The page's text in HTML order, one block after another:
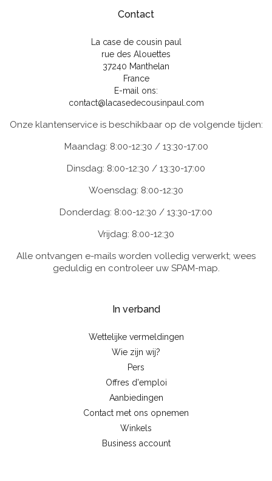
Contact
La case de cousin paul
rue des Alouettes
37240 Manthelan
France
E-mail ons:
contact@lacasedecousinpaul.com
Onze klantenservice is beschikbaar op de volgende tijden:
Maandag: 8:00-12:30 / 13:30-17:00
Dinsdag: 8:00-12:30 / 13:30-17:00
Woensdag: 8:00-12:30
Donderdag: 8:00-12:30 / 13:30-17:00
Vrijdag: 8:00-12:30
Alle ontvangen e-mails worden volledig verwerkt; wees
geduldig en controleer uw SPAM-map.
In verband
Wettelijke vermeldingen
Wie zijn wij?
Pers
Offres d'emploi
Aanbiedingen
Contact met ons opnemen
Winkels
Business account